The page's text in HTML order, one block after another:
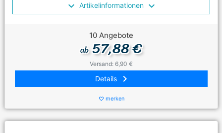
Artikelinformationen
10 Angebote
ab57,88 €
Versand: 6,90 €
Details keyboard_arrow_right
favorite_border merken